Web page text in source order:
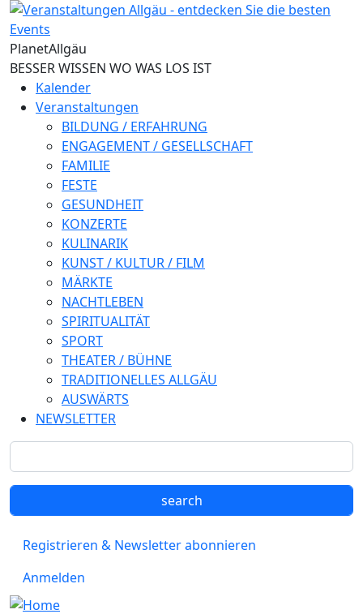
Direkt zum Inhalt
PlanetAllgäu
BESSER WISSEN WO WAS LOS IST
Kalender
Veranstaltungen
BILDUNG / ERFAHRUNG
ENGAGEMENT / GESELLSCHAFT
FAMILIE
FESTE
GESUNDHEIT
KONZERTE
KULINARIK
KUNST / KULTUR / FILM
MÄRKTE
NACHTLEBEN
SPIRITUALITÄT
SPORT
THEATER / BÜHNE
TRADITIONELLES ALLGÄU
AUSWÄRTS
NEWSLETTER
Registrieren & Newsletter abonnieren
Anmelden